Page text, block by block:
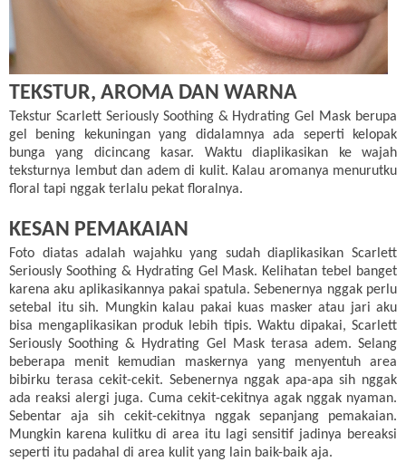
TEKSTUR, AROMA DAN WARNA
Tekstur Scarlett Seriously Soothing & Hydrating Gel Mask berupa
gel bening kekuningan yang didalamnya ada seperti kelopak
bunga yang dicincang kasar. Waktu diaplikasikan ke wajah
teksturnya lembut dan adem di kulit. Kalau aromanya menurutku
floral tapi nggak terlalu pekat floralnya.
KESAN PEMAKAIAN
Foto diatas adalah wajahku yang sudah diaplikasikan Scarlett
Seriously Soothing & Hydrating Gel Mask. Kelihatan tebel banget
karena aku aplikasikannya pakai spatula. Sebenernya nggak perlu
setebal itu sih. Mungkin kalau pakai kuas masker atau jari aku
bisa mengaplikasikan produk lebih tipis. Waktu dipakai, Scarlett
Seriously Soothing & Hydrating Gel Mask terasa adem. Selang
beberapa menit kemudian maskernya yang menyentuh area
bibirku terasa cekit-cekit. Sebenernya nggak apa-apa sih nggak
ada reaksi alergi juga. Cuma cekit-cekitnya agak nggak nyaman.
Sebentar aja sih cekit-cekitnya nggak sepanjang pemakaian.
Mungkin karena kulitku di area itu lagi sensitif jadinya bereaksi
seperti itu padahal di area kulit yang lain baik-baik aja.